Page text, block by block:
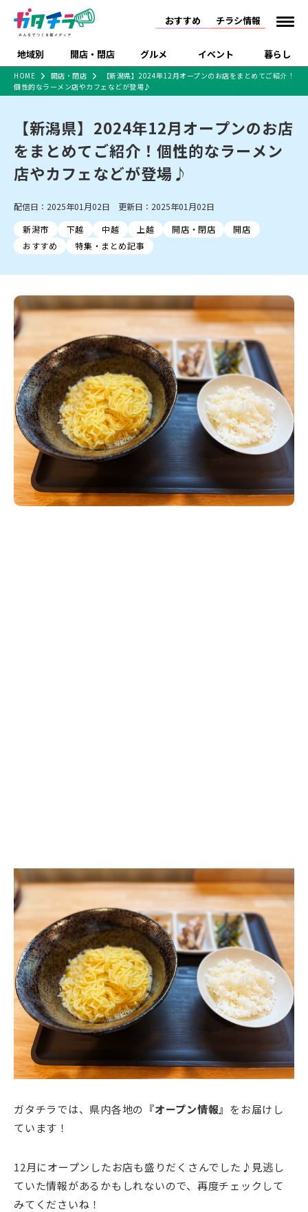
おすすめ チラシ情報
地域別 開店・閉店 グルメ イベント 暮らし
新潟市 下越
中越
佐渡
新潟市中央区 新潟市東区 新潟市西区
新潟市北区
新潟市南区
新潟市江南区 新潟市秋葉区
新潟市西蒲区
新発田・聖籠
胎内・粟島
三条・加茂・田上
五泉・阿賀野・阿賀
燕・弥彦
長岡・見附
小千谷・十日町・津南
魚沼・南魚沼・湯沢
柏崎・刈羽・出雲崎
上越・妙高・糸魚川
開店 閉店
リニューアル・移転 休業 開店まとめ
新潟市・開店
新潟市・閉店
長岡市・開店
長岡市・閉店
上越市・開店
上越市・閉店
ラーメン・開店
ラーメン・閉店
ラーメン 現地レポート
和食
スイーツ ランチ
ご当地グルメ 食べ歩き テイクアウト
季節・期間限定
カフェ
居酒屋・バー 焼肉
パスタ
パン・ベーカリー
タレカツ・豚カツ
デカ盛り・大盛り
旨辛・激辛
定食・町定食 海鮮・鮨
そば・うどん
日本酒・新潟清酒
ワイン・クラフトビール
ケーキ・パフェ
ビアガーデン・暑気払い
忘新年会・歓送迎会
体験・販売 祭り・伝統行事
趣味・展示会
スポーツ
にいがた酒の陣・新潟
セミナー・講演会 子ども向け 花火大会
入場無料
住宅展示場
完成見学会 学生スポーツ アルビレックス
施設・ショップ
住宅メーカー・工務
店
食品メーカー・県産
習い事・塾 アパレル・雑貨
フィットネス・ジム
観光スポット
温泉・入浴
リラクゼーション・整体
スキー場
リユース・買取
病院・クリニック
イオンモール
ラブラ万代・ラブラ2
ビルボードプレイスBP
新潟伊勢丹
ピア万代
リバーサイド千秋
パティオPATIO
特売セール インタビュー
特集・まとめ記事
セツコママ ランキング 新潟人
キャンペーン
開店まとめ
閉店まとめ 人気記事まとめ
定食まとめ
ラーメンまとめ
飲食店まとめ
食品スーパー・コンビ
ショッピングモール・
大型施設
ドラッグストア・ホーム
センター
ファッション 生活サービス
冠婚葬祭
習い事・塾 通販・EC イベント
求人
新潟市 チラシ
長岡・見附 チラシ
上越・妙高・糸魚川 チラシ
注目 チラシ
週末セール
火曜セール
オープン・リニューアルセール
周年祭・感謝祭セール
年末・初売りセール
HOME 開店・閉店
【新潟県】2024年12月オープンのお店をまとめてご紹介！
個性的なラーメン店やカフェなどが登場♪
【新潟県】2024年12月オープンのお店
をまとめてご紹介！個性的なラーメン
店やカフェなどが登場♪
配信日：2025年01月02日 更新日：2025年01月02日
新潟市
下越 中越 上越 開店・閉店
開店
おすすめ
特集・まとめ記事
ガタチラでは、県内各地の 『オープン情報』 をお届けし
ています！
12月にオープンしたお店も盛りだくさんでした♪見逃し
ていた情報があるかもしれないので、再度チェックして
みてくださいね！